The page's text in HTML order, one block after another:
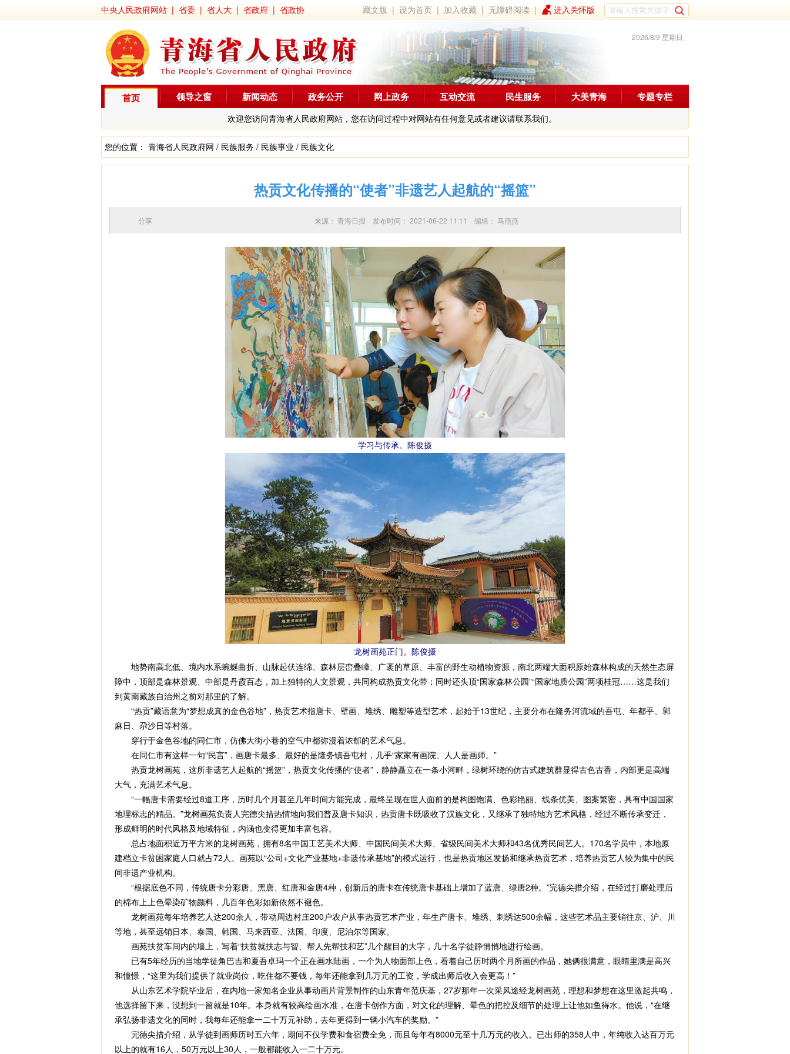
中央人民政府网站 | 省委 | 省人大 | 省政府 | 省政协 藏文版 |设为首页 | 加入收藏 |无障碍阅读 | 进入关怀版
2026/8/9 星期日
首页
欢迎您访问青海省人民政府网站，您在访问过程中对网站有任何意见或者建议请联系我们。
领导之窗 新闻动态 政务公开 网上政务 互动交流 民生服务 大美青海 专题专栏
您的位置： 青海省人民政府网 / 民族服务 / 民族事业 / 民族文化
热贡文化传播的“使者”非遗艺人起航的“摇篮”
来源： 青海日报 发布时间： 2021-06-22 11:11 编辑： 马燕燕
分享
学习与传承。陈俊摄
龙树画苑正门。陈俊摄
地势南高北低、境内水系蜿蜒曲折、山脉起伏连绵、森林层峦叠嶂、广袤的草原、丰富的野生动植物资源，南北两端大面积原始森林构成的天然生态屏
障中，顶部是森林景观、中部是丹霞百态，加上独特的人文景观，共同构成热贡文化带；同时还头顶“国家森林公园”“国家地质公园”两项桂冠……这是我们
到黄南藏族自治州之前对那里的了解。
“热贡”藏语意为“梦想成真的金色谷地”，热贡艺术指唐卡、壁画、堆绣、雕塑等造型艺术，起始于13世纪，主要分布在隆务河流域的吾屯、年都乎、郭
麻日、尕沙日等村落。
穿行于金色谷地的同仁市，仿佛大街小巷的空气中都弥漫着浓郁的艺术气息。
在同仁市有这样一句“民言”，画唐卡最多、最好的是隆务镇吾屯村，几乎“家家有画院、人人是画师。”
热贡龙树画苑，这所非遗艺人起航的“摇篮”，热贡文化传播的“使者”，静静矗立在一条小河畔，绿树环绕的仿古式建筑群显得古色古香，内部更是高端
大气，充满艺术气息。
“一幅唐卡需要经过8道工序，历时几个月甚至几年时间方能完成，最终呈现在世人面前的是构图饱满、色彩艳丽、线条优美、图案繁密，具有中国国家
地理标志的精品。”龙树画苑负责人完德尖措热情地向我们普及唐卡知识，热贡唐卡既吸收了汉族文化，又继承了独特地方艺术风格，经过不断传承变迁，
形成鲜明的时代风格及地域特征，内涵也变得更加丰富包容。
总占地面积近万平方米的龙树画苑，拥有8名中国工艺美术大师、中国民间美术大师、省级民间美术大师和43名优秀民间艺人。170名学员中，本地原
建档立卡贫困家庭人口就占72人。画苑以“公司+文化产业基地+非遗传承基地”的模式运行，也是热贡地区发扬和继承热贡艺术，培养热贡艺人较为集中的民
间非遗产业机构。
“根据底色不同，传统唐卡分彩唐、黑唐、红唐和金唐4种，创新后的唐卡在传统唐卡基础上增加了蓝唐、绿唐2种。”完德尖措介绍，在经过打磨处理后
的棉布上上色晕染矿物颜料，几百年色彩如新依然不褪色。
龙树画苑每年培养艺人达200余人，带动周边村庄200户农户从事热贡艺术产业，年生产唐卡、堆绣、刺绣达500余幅，这些艺术品主要销往京、沪、川
等地，甚至远销日本、泰国、韩国、马来西亚、法国、印度、尼泊尔等国家。
画苑扶贫车间内的墙上，写着“扶贫就扶志与智、帮人先帮技和艺”几个醒目的大字，几十名学徒静悄悄地进行绘画。
已有5年经历的当地学徒角巴吉和夏吾卓玛一个正在画水陆画，一个为人物面部上色，看着自己历时两个月所画的作品，她俩很满意，眼睛里满是高兴
和憧憬，“这里为我们提供了就业岗位，吃住都不要钱，每年还能拿到几万元的工资，学成出师后收入会更高！”
从山东艺术学院毕业后，在内地一家知名企业从事动画片背景制作的山东青年范庆基，27岁那年一次采风途经龙树画苑，理想和梦想在这里激起共鸣，
他选择留下来，没想到一留就是10年。本身就有较高绘画水准，在唐卡创作方面，对文化的理解、晕色的把控及细节的处理上让他如鱼得水。他说，“在继
承弘扬非遗文化的同时，我每年还能拿一二十万元补助，去年更得到一辆小汽车的奖励。”
完德尖措介绍，从学徒到画师历时五六年，期间不仅学费和食宿费全免，而且每年有8000元至十几万元的收入。已出师的358人中，年纯收入达百万元
以上的就有16人，50万元以上30人，一般都能收入一二十万元。